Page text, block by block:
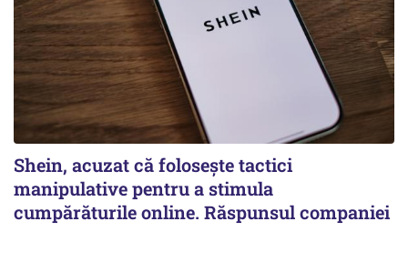
Shein, acuzat că folosește tactici
manipulative pentru a stimula
cumpărăturile online. Răspunsul companiei